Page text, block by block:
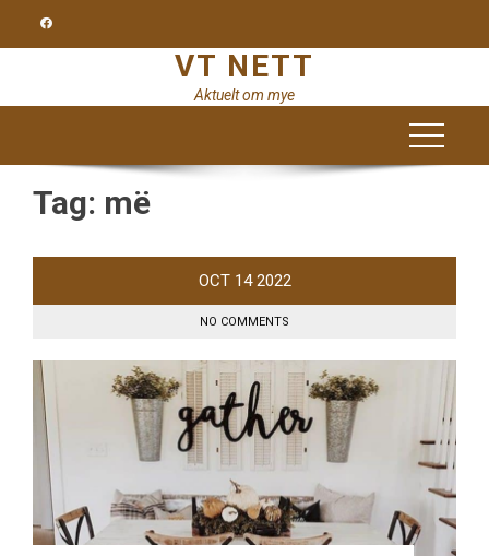
VT NETT
Aktuelt om mye
Tag: më
OCT 14 2022
NO COMMENTS